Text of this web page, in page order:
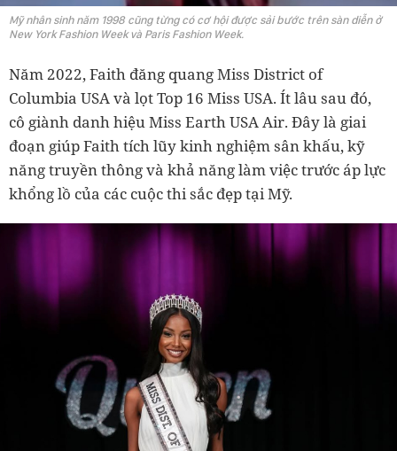
Mỹ nhân sinh năm 1998 cũng từng có cơ hội được sải bước trên sàn diễn ở
New York Fashion Week và Paris Fashion Week.
Năm 2022, Faith đăng quang Miss District of
Columbia USA và lọt Top 16 Miss USA. Ít lâu sau đó,
cô giành danh hiệu Miss Earth USA Air. Đây là giai
đoạn giúp Faith tích lũy kinh nghiệm sân khấu, kỹ
năng truyền thông và khả năng làm việc trước áp lực
khổng lồ của các cuộc thi sắc đẹp tại Mỹ.